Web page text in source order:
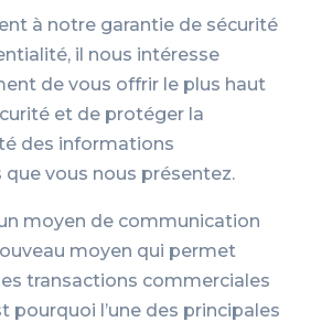
à notre garantie de sécurité
il nous intéresse
de vous offrir le plus haut
et de protéger la
des informations
que vous nous présentez.
moyen de communication
moyen qui permet
transactions commerciales
pourquoi l’une des principales